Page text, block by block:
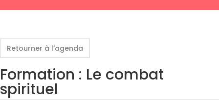
Retourner à l'agenda
Formation : Le combat
spirituel